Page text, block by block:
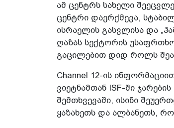
ამ ცენტრს სახელი
ცენტრი დაერქმევა,
ისრაელის გასვლისა და
ღაზას სექტორის
გაცილებით დიდ როლს
Channel 12-ის
ვიეტნამთან ISF-ში
შემთხვევაში, ისინი
ყაზახეთს და ალბანეთს,